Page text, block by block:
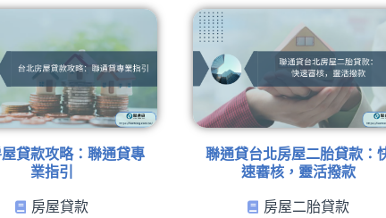
貸款攻略：聯通貸專
業指引
房屋貸款
聯通貸台北房屋二胎貸款：
速審核，靈活撥款
房屋二胎貸款